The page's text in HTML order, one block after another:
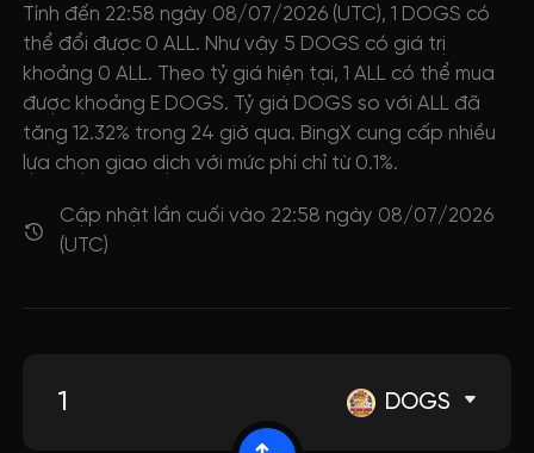
Tính đến 22:58 ngày 08/07/2026 (UTC), 1 DOGS có
thể đổi được 0 ALL. Như vậy 5 DOGS có giá trị
khoảng 0 ALL. Theo tỷ giá hiện tại, 1 ALL có thể mua
được khoảng E DOGS. Tỷ giá DOGS so với ALL đã
tăng 12.32% trong 24 giờ qua. BingX cung cấp nhiều
lựa chọn giao dịch với mức phí chỉ từ 0.1%.
Cập nhật lần cuối vào 22:58 ngày 08/07/2026
(UTC)
DOGS